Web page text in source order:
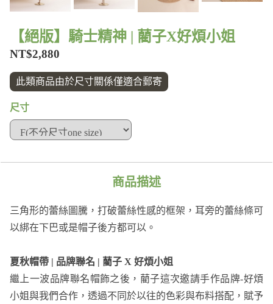
【絕版】騎士精神 | 藺子X好煩小姐
NT$2,880
此類商品由於尺寸關係僅適合郵寄
尺寸
商品描述
三角形的蕾絲圖騰，打破蕾絲性感的框架，耳旁的蕾絲條可
以綁在下巴或是帽子後方都可以。
夏秋帽帶 | 品牌聯名 | 藺子 X 好煩小姐
繼上一波品牌聯名帽飾之後，藺子這次邀請手作品牌-好煩
小姐與我們合作，透過不同於以往的色彩與布料搭配，賦予